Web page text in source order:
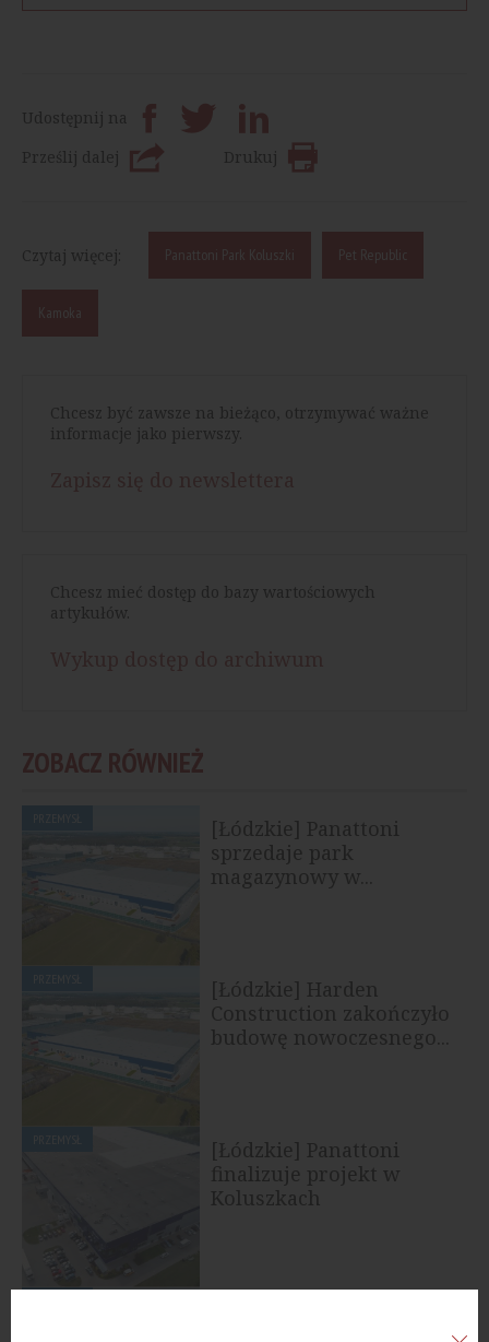
Udostępnij na
Prześlij dalej
Drukuj
Czytaj więcej: Panattoni Park Koluszki Pet Republic
Kamoka
Chcesz być zawsze na bieżąco, otrzymywać ważne
informacje jako pierwszy.
Chcesz mieć dostęp do bazy wartościowych
artykułów.
ZOBACZ RÓWNIEŻ
[Łódzkie] Panattoni
sprzedaje park
magazynowy w...
[Łódzkie] Harden
Construction zakończyło
budowę nowoczesnego...
[Łódzkie] Panattoni
finalizuje projekt w
Koluszkach